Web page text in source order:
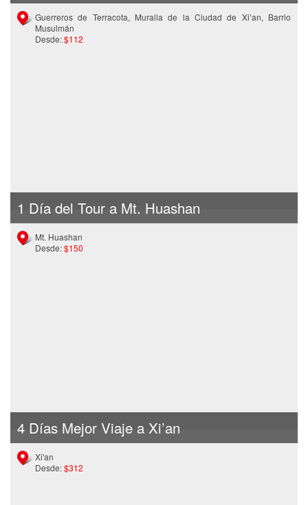
Guerreros de Terracota, Muralla de la Ciudad de Xi’an, Barrio
Musulmán
Desde:$112
1 Día del Tour a Mt. Huashan
Mt. Huashan
Desde:$150
4 Días Mejor Viaje a Xi’an
Xi'an
Desde:$312